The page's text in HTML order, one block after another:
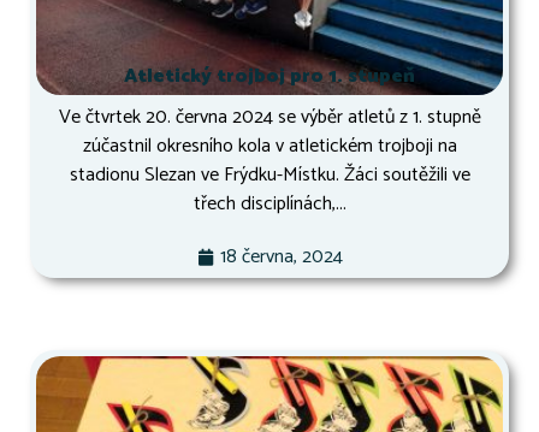
Atletický trojboj pro 1. stupeň
Ve čtvrtek 20. června 2024 se výběr atletů z 1. stupně
zúčastnil okresního kola v atletickém trojboji na
stadionu Slezan ve Frýdku-Místku. Žáci soutěžili ve
třech disciplínách,...
18 června, 2024